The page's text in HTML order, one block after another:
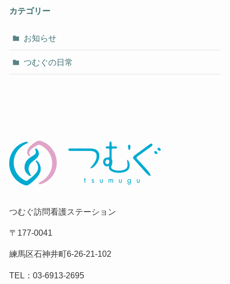
カテゴリー
お知らせ
つむぐの日常
つむぐ訪問看護ステーション
〒177-0041
練馬区石神井町6-26-21-102
TEL：03-6913-2695